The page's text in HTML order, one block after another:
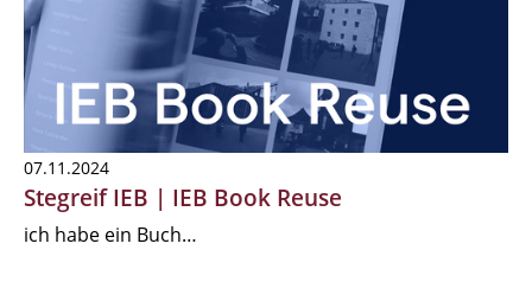
07.11.2024
Stegreif IEB | IEB Book Reuse
ich habe ein Buch…